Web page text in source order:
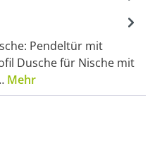
Pendeltür mit
Dusche für Nische mit
Mehr